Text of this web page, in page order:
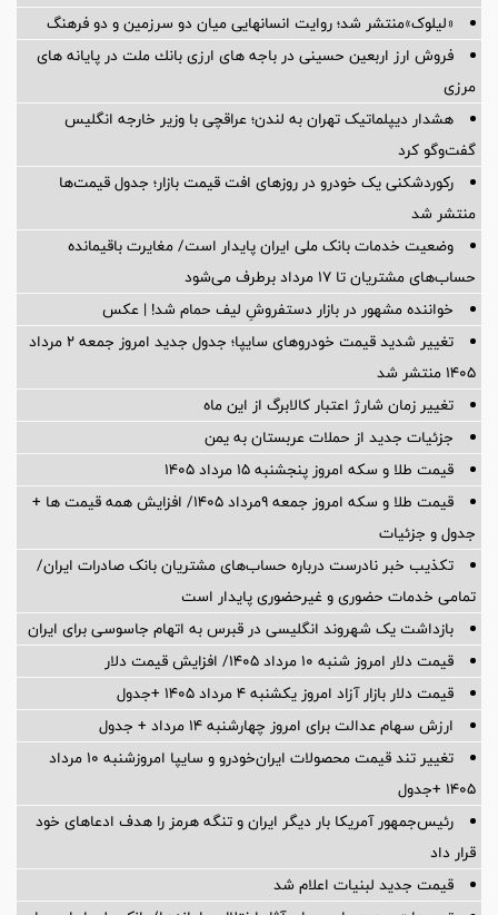
«لیلوک»منتشر شد؛ روایت انسانهایی میان دو سرزمین و دو فرهنگ
فروش ارز اربعین حسینی در باجه های ارزی بانك ملت در پایانه های
مرزی
هشدار دیپلماتیک تهران به لندن؛ عراقچی با وزیر خارجه انگلیس
گفت‌وگو کرد
رکوردشکنی یک خودرو در روزهای افت قیمت بازار؛ جدول قیمت‌ها
منتشر شد
وضعیت خدمات بانک ملی ایران پایدار است/ مغایرت‌ باقیمانده
حساب‌های مشتریان تا ۱۷ مرداد برطرف می‌شود
خواننده مشهور در بازار دستفروشِ لیف حمام شد! | عکس
تغییر شدید قیمت خودروهای سایپا؛ جدول جدید امروز جمعه ۲ مرداد
۱۴۰۵ منتشر شد
تغییر زمان شارژ اعتبار کالابرگ از این ماه
جزئیات جدید از حملات عربستان به یمن
قیمت طلا و سکه امروز پنجشنبه ۱۵ مرداد ۱۴۰۵
قیمت طلا و سکه امروز جمعه ۹مرداد ۱۴۰۵/ افزایش همه قیمت ها +
جدول و جزئیات
تکذیب خبر نادرست درباره حساب‌های مشتریان بانک صادرات ایران/
تمامی خدمات حضوری و غیرحضوری پایدار است
بازداشت یک شهروند انگلیسی در قبرس به اتهام جاسوسی برای ایران
قیمت دلار امروز شنبه ۱۰ مرداد ۱۴۰۵/ افزایش قیمت دلار
قیمت دلار بازار آزاد امروز یکشنبه ۴ مرداد ۱۴۰۵ +جدول
ارزش سهام عدالت برای امروز چهارشنبه ۱۴ مرداد + جدول
تغییر تند قیمت محصولات ایران‌خودرو و سایپا امروزشنبه ۱۰ مرداد
۱۴۰۵ +جدول
رئیس‌جمهور آمریکا بار دیگر ایران و تنگه هرمز را هدف ادعاهای خود
قرار داد
قیمت جدید لبنیات اعلام شد